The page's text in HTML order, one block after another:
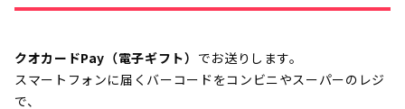
クオカードPay（電子ギフト） でお送りします。
スマートフォンに届くバーコードをコンビニやスーパーのレジ
で、